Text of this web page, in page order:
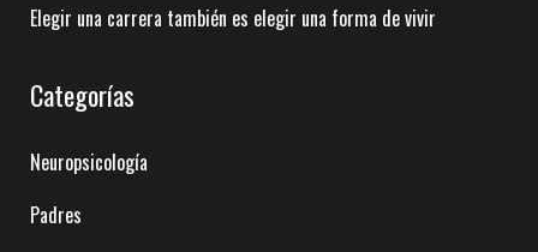
Elegir una carrera también es elegir una forma de vivir
Categorías
Neuropsicología
Padres